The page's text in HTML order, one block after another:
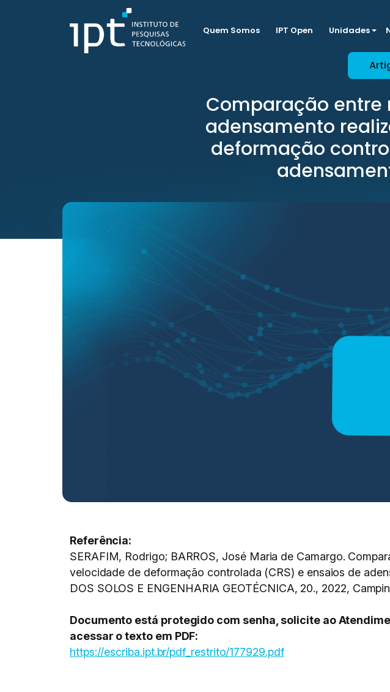
Quem Somos IPT Open Unidades
Comparação entre
adensamento
deformação
Referência:
SERAFIM, Rodrigo; BARROS, José Maria de Camargo.
velocidade de deformação controlada (CRS) e ensaios de
DOS SOLOS E ENGENHARIA GEOTÉCNICA, 20., 2022,
Documento está protegido com senha, solicite ao
acessar o texto em PDF:
https://escriba.ipt.br/pdf_restrito/177929.pdf